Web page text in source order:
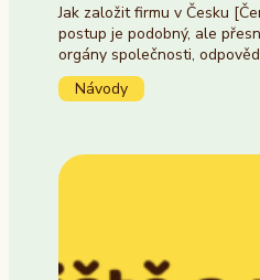
Jak založit firmu v Česku
postup je podobný, ale
orgány společnosti,
Návody